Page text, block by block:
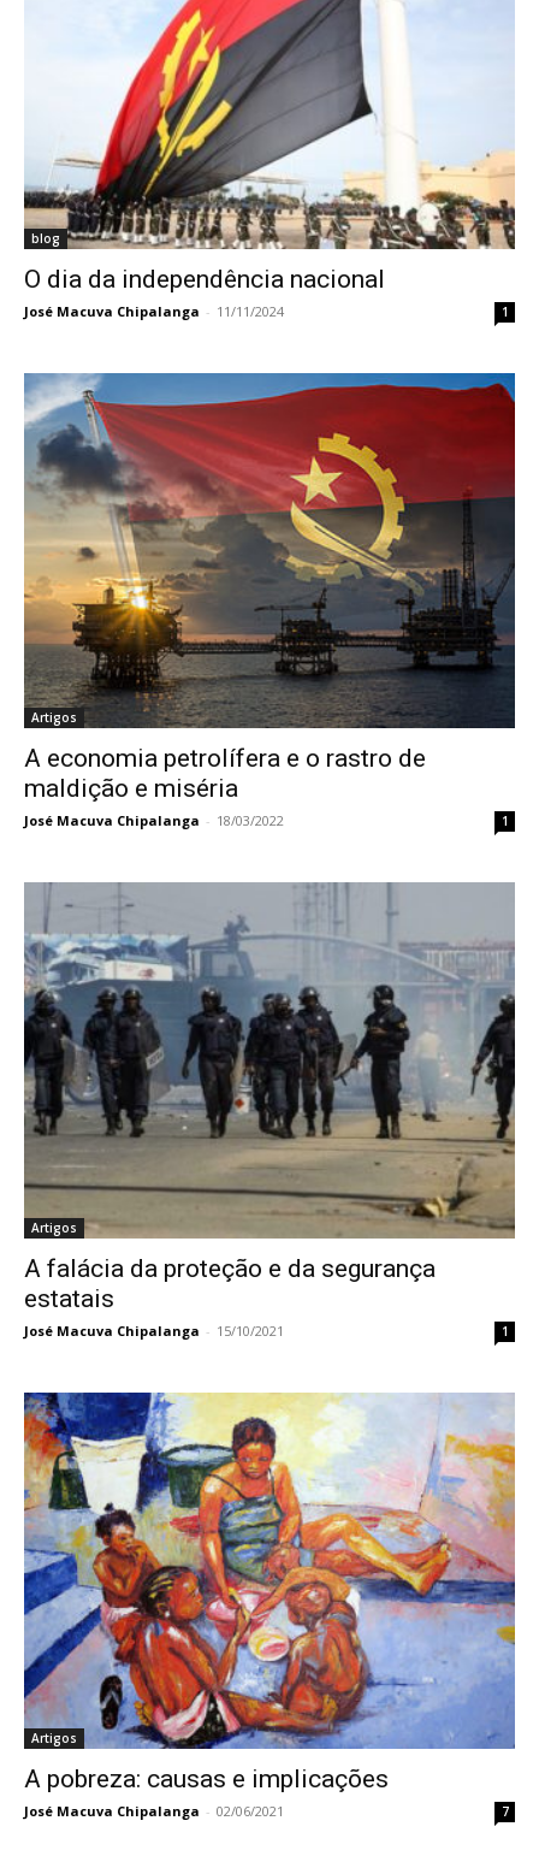
blog
O dia da independência nacional
José Macuva Chipalanga - 11/11/2024 1
Artigos
A economia petrolífera e o rastro de
maldição e miséria
José Macuva Chipalanga - 18/03/2022 1
Artigos
A falácia da proteção e da segurança
estatais
José Macuva Chipalanga - 15/10/2021 1
Artigos
A pobreza: causas e implicações
José Macuva Chipalanga - 02/06/2021 7